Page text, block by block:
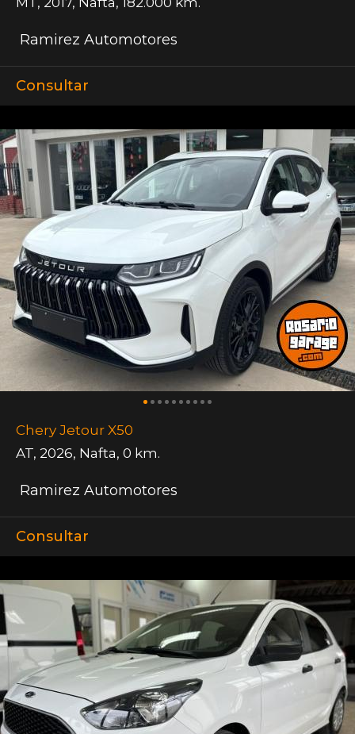
Ramirez Automotores
Consultar
Chery Jetour X50
AT, 2026, Nafta, 0 km.
Ramirez Automotores
Consultar